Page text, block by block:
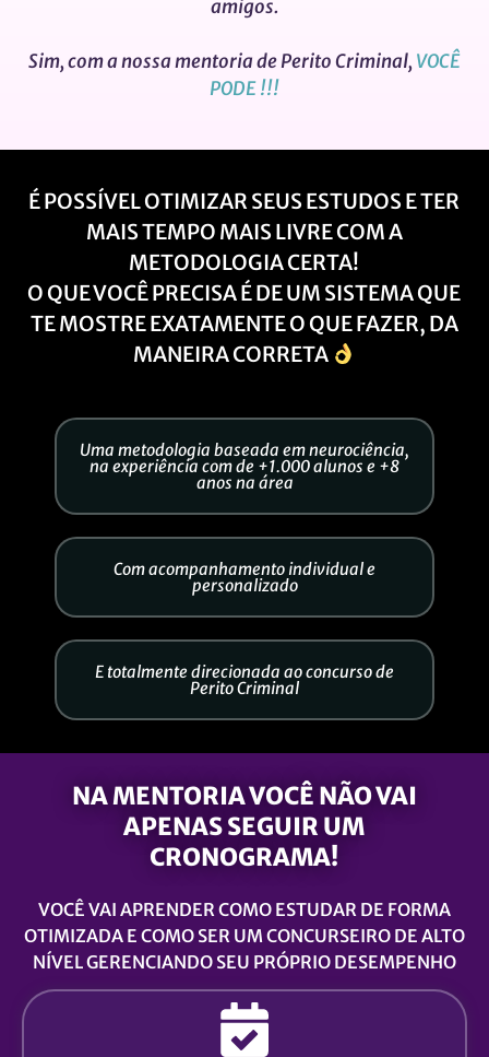
amigos.
Sim, com a nossa mentoria de Perito Criminal, VOCÊ
PODE !!!
É POSSÍVEL OTIMIZAR SEUS ESTUDOS E TER
MAIS TEMPO MAIS LIVRE COM A
METODOLOGIA CERTA!
O QUE VOCÊ PRECISA É DE UM SISTEMA QUE
TE MOSTRE EXATAMENTE O QUE FAZER, DA
MANEIRA CORRETA
Uma metodologia baseada em neurociência,
na experiência com de +1.000 alunos e +8
anos na área
Com acompanhamento individual e
personalizado
E totalmente direcionada ao concurso de
Perito Criminal
NA MENTORIA VOCÊ NÃO VAI
APENAS SEGUIR UM
CRONOGRAMA!
VOCÊ VAI APRENDER COMO ESTUDAR DE FORMA
OTIMIZADA E COMO SER UM CONCURSEIRO DE ALTO
NÍVEL GERENCIANDO SEU PRÓPRIO DESEMPENHO